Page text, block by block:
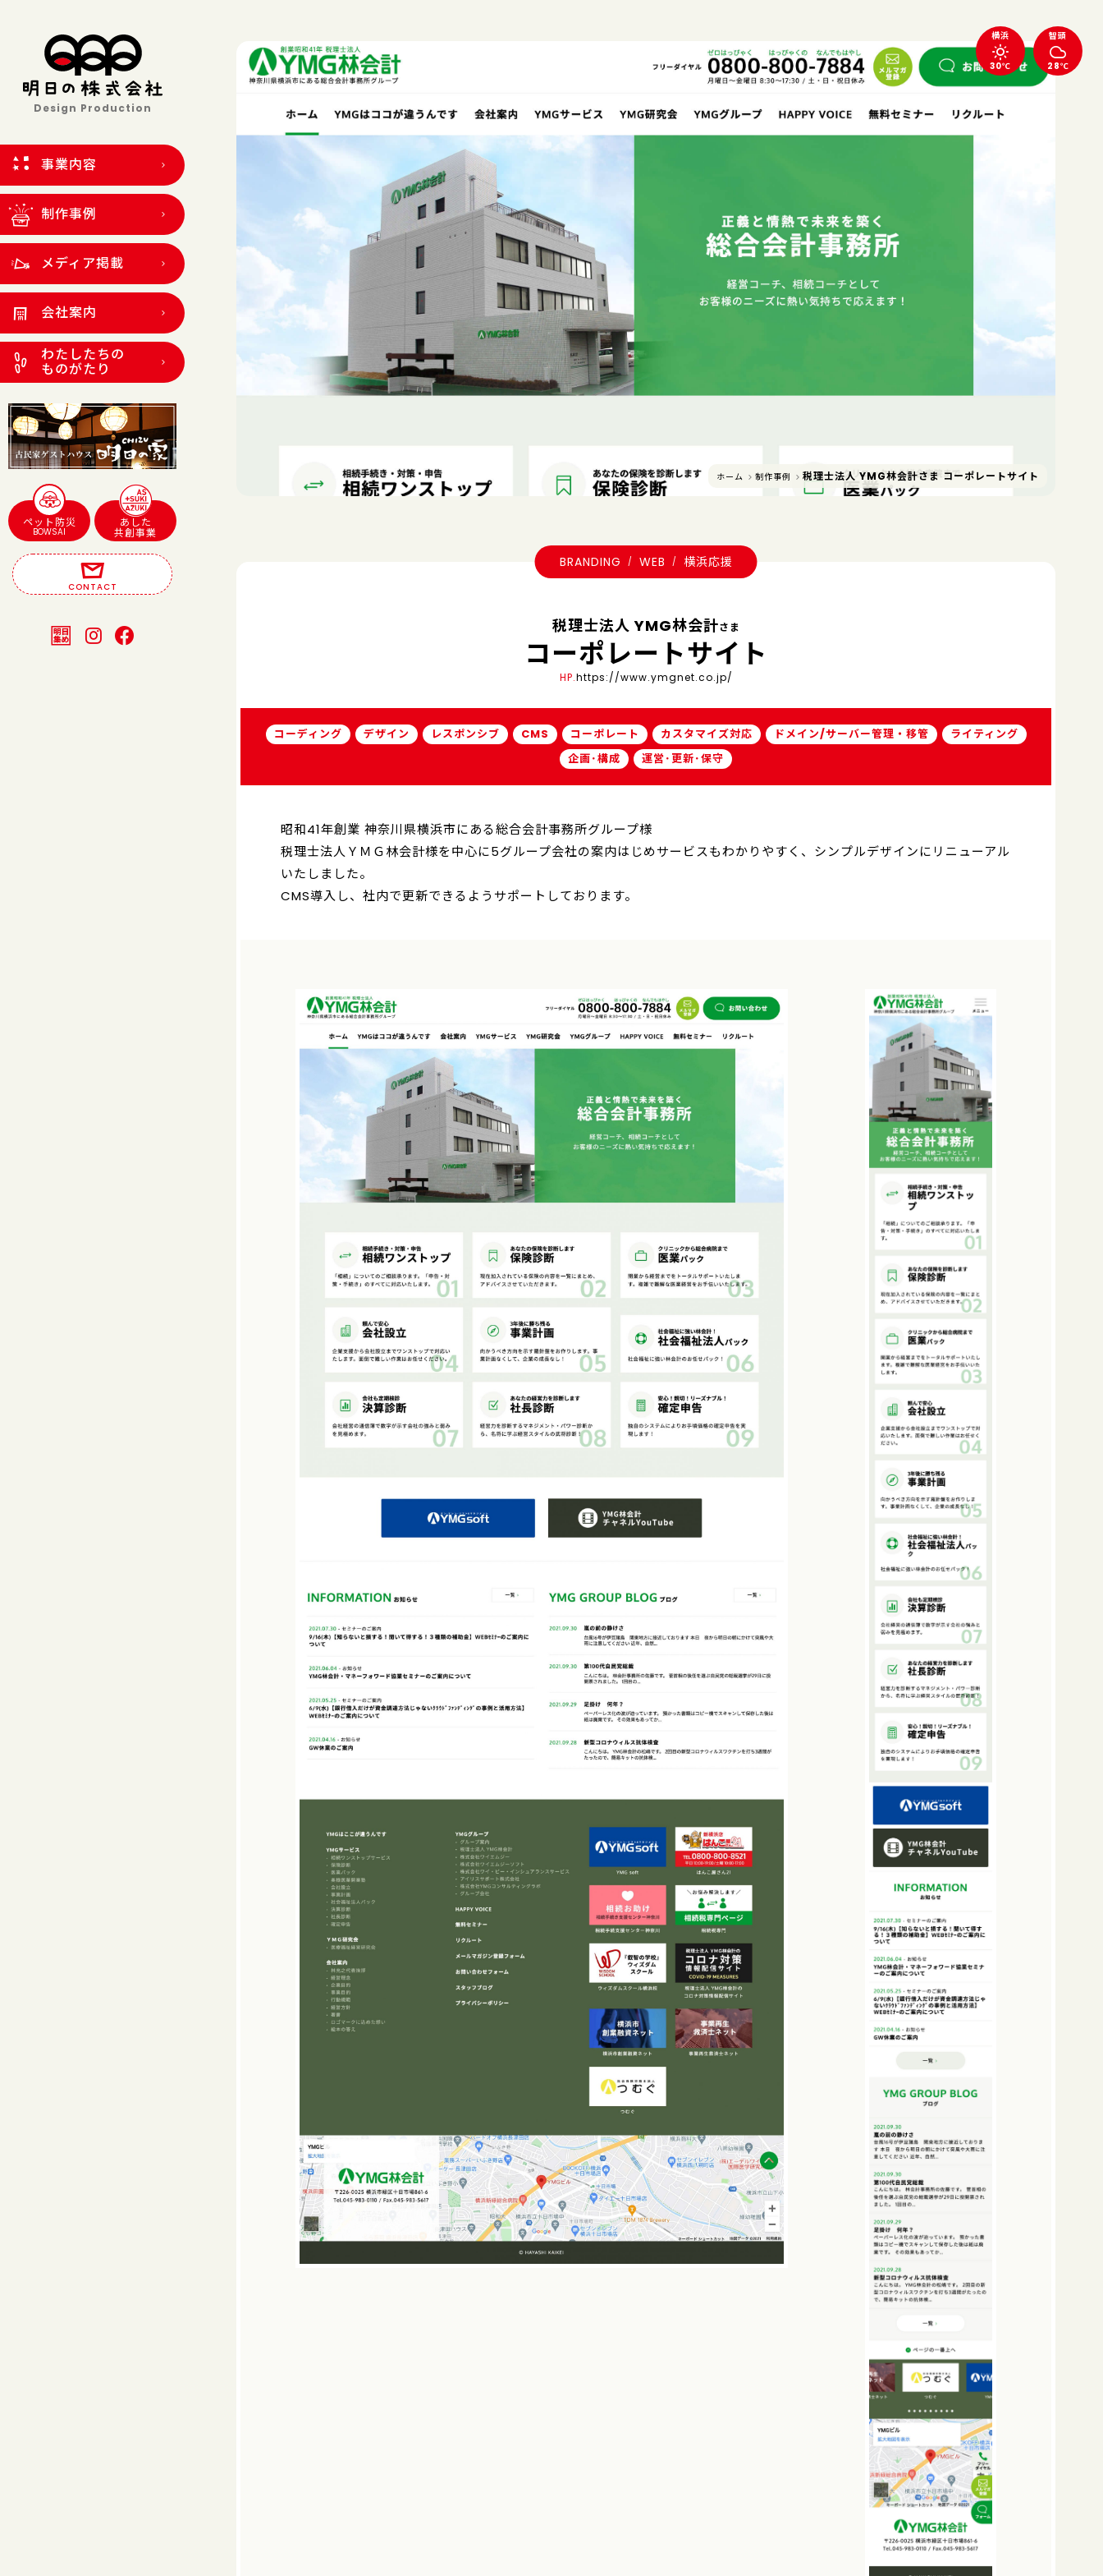
Design Production
事業内容
制作事例
メディア掲載
会社案内
わたしたちの
ものがたり
ペット防災
BOWSAI
あした
共創事業
CONTACT
横浜
30℃
智頭
28℃
ホーム 制作事例 税理士法人 YMG林会計さま コーポレートサイト
BRANDING WEB 横浜応援
税理士法人 YMG林会計さま
コーポレートサイト
HP.https://www.ymgnet.co.jp/
コーディング デザイン レスポンシブ CMS コーポレート カスタマイズ対応 ドメイン/サーバー管理・移管
ライティング
企画･構成
運営･更新･保守
昭和41年創業 神奈川県横浜市にある総合会計事務所グループ様
税理士法人ＹＭＧ林会計様を中心に5グループ会社の案内はじめサービスもわかりやすく、シンプルデザインにリニューアル
いたしました。
CMS導入し、社内で更新できるようサポートしております。